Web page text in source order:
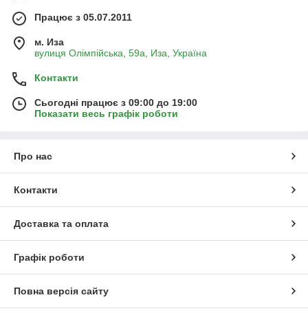
Працює з 05.07.2011
м. Иза
вулиця Олімпійська, 59а, Иза, Україна
Контакти
Сьогодні працює з 09:00 до 19:00
Показати весь графік роботи
Про нас
Контакти
Доставка та оплата
Графік роботи
Повна версія сайту